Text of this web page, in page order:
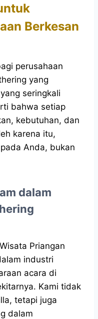
Berkesan
perusahaan
yang
seringkali
bahwa setiap
kebutuhan, dan
karena itu,
Anda, bukan
dalam
Priangan
industri
acara di
Kami tidak
tetapi juga
dalam